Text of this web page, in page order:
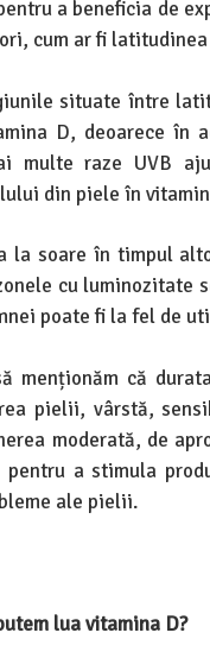
a beneficia de
cum ar fi
situate între
D, deoarece în
multe raze UVB
din piele în
la soare în timpul
cu luminozitate
poate fi la fel de
menționăm că
pielii, vârstă,
moderată, de
a stimula
ale pielii.
lua vitamina D?